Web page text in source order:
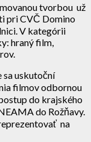
tvorbou už
pri CVČ Domino
V kategórii
hraný film,
uskutoční
filmov odbornou
do krajského
do Rožňavy.
na